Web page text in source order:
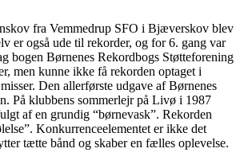
fra Vemmedrup SFO i Bjæverskov blev
er også ude til rekorder, og for 6. gang var
bogen Børnenes Rekordbogs Støtteforening
men kunne ikke få rekorden optaget i
Den allerførste udgave af Børnenes
På klubbens sommerlejr på Livø i 1987
af en grundig “børnevask”. Rekorden
Konkurrenceelementet er ikke det
tætte bånd og skaber en fælles oplevelse.